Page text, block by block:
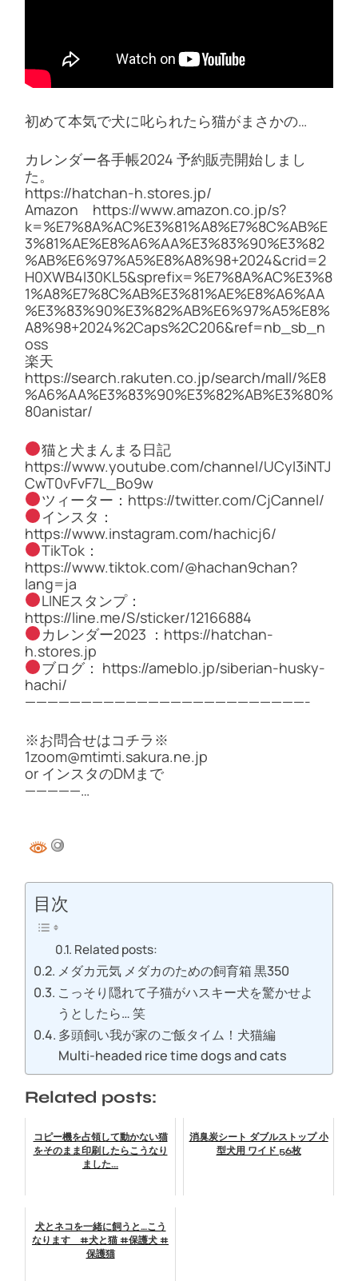
初めて本気で犬に叱られたら猫がまさかの…
カレンダー各手帳2024 予約販売開始しまし
た。
https://hatchan-h.stores.jp/
Amazon https://www.amazon.co.jp/s?
k=%E7%8A%AC%E3%81%A8%E7%8C%AB%E
3%81%AE%E8%A6%AA%E3%83%90%E3%82
%AB%E6%97%A5%E8%A8%98+2024&crid=2
H0XWB4I30KL5&sprefix=%E7%8A%AC%E3%8
1%A8%E7%8C%AB%E3%81%AE%E8%A6%AA
%E3%83%90%E3%82%AB%E6%97%A5%E8%
A8%98+2024%2Caps%2C206&ref=nb_sb_n
oss
楽天
https://search.rakuten.co.jp/search/mall/%E8
%A6%AA%E3%83%90%E3%82%AB%E3%80%
80anistar/
猫と犬まんまる日記
https://www.youtube.com/channel/UCyI3iNTJ
CwT0vFvF7L_Bo9w
ツィーター：https://twitter.com/CjCannel/
インスタ：
https://www.instagram.com/hachicj6/
TikTok：
https://www.tiktok.com/@hachan9chan?
lang=ja
LINEスタンプ：
https://line.me/S/sticker/12166884
カレンダー2023 ：https://hatchan-
h.stores.jp
ブログ： https://ameblo.jp/siberian-husky-
hachi/
—————————————————————————-
※お問合せはコチラ※
1zoom@mtimti.sakura.ne.jp
or インスタのDMまで
—————…
目次
Related posts:
メダカ元気 メダカのための飼育箱 黒350
こっそり隠れて子猫がハスキー犬を驚かせよ
うとしたら… 笑
多頭飼い我が家のご飯タイム！犬猫編
Multi-headed rice time dogs and cats
Related posts:
コピー機を占領して動かない猫
をそのまま印刷したらこうなり
ました...
消臭炭シート ダブルストップ 小
型犬用 ワイド 56枚
犬とネコを一緒に飼うと…こう
なります #犬と猫 #保護犬 #
保護猫